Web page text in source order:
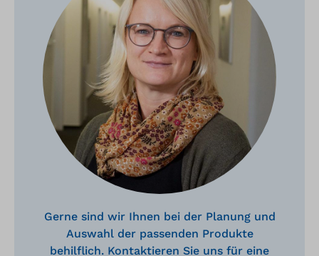
Gerne sind wir Ihnen bei der Planung und
Auswahl der passenden Produkte
behilflich. Kontaktieren Sie uns für eine